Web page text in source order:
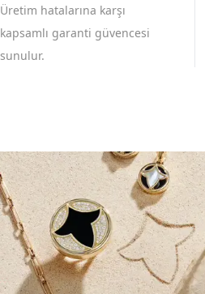
Üretim hatalarına karşı
kapsamlı garanti güvencesi
sunulur.